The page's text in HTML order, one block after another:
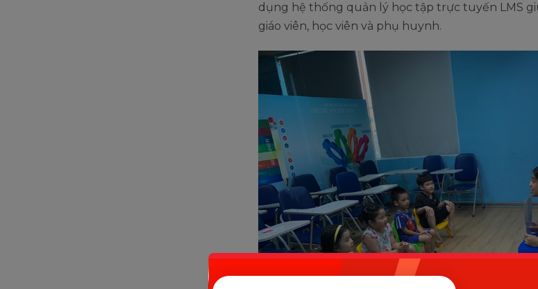
dụng hệ thống quản lý học tập trực tuyến LMS
giáo viên, học viên và phụ huynh.